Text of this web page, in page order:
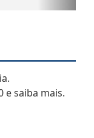
e saiba mais.